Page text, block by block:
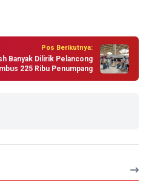
Pos Berikutnya:
Banyak Dilirik Pelancong
225 Ribu Penumpang